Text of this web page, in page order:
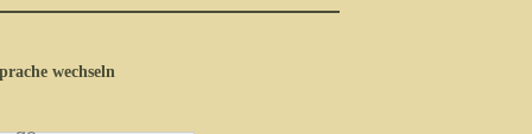
wechseln